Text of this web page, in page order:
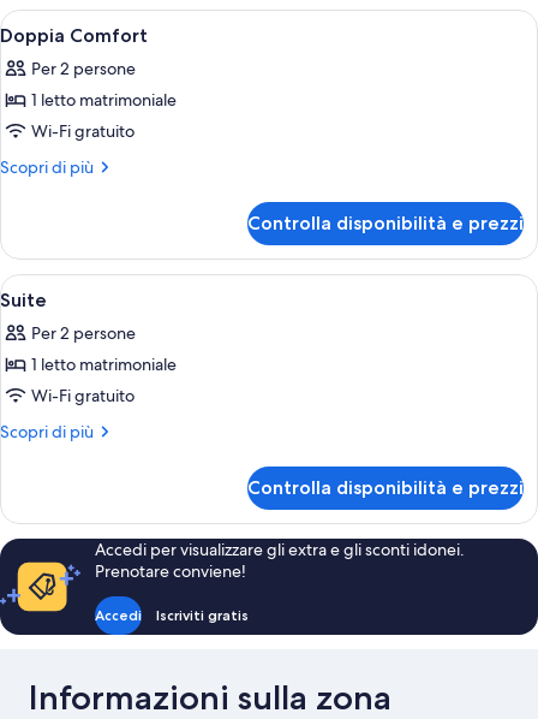
Apri
tutte
le
foto
per
Doppia
Doppia Comfort | Minibar, una
6
Doppia Comfort
Per 2 persone
1 letto matrimoniale
Wi-Fi gratuito
Scopri di più
Altri
Comfort
Controlla disponibilità e prezzi
Apri
tutte
le
foto
per
Suite
Suite | Minibar, una cassaforte in
11
Suite
Per 2 persone
1 letto matrimoniale
Wi-Fi gratuito
Scopri di più
Altri
Controlla disponibilità e prezzi
Accedi per visualizzare gli extra e gli sconti idonei.
Prenotare conviene!
Accedi Iscriviti gratis
Informazioni sulla zona